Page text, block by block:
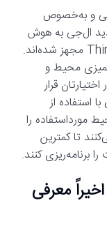
و به‌خصوص
ال‌جی به هوش
مصنوعی پیشرفته این شرکت و اپلیکیشن ThinQ مجهز شده‌اند.
محیط و
قرار
استفاده از
را
تا کمترین
برنامه‌ریزی کنند.
معرفی